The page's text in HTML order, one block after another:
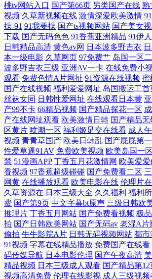
观看 91夫妻看篇 就爱色91 亚洲日视 国产在线拍揄
伦姧 风流大夫台湾版1995版演员表 日韩一区二区
清视 欧美亚洲日韩天堂系列 91内射喷水 蜜桃成熟
肥肉中间溪水潺潺 永久网站看欧美大片 韩国三级
网站 国语精品一区二区三区 午夜老司机av 囯产精
幕 97资源总站 免费观看全黄做爰大片 中文字幕黄
亚洲国产综合专区 国产原创巨作精品 五月天色色影
韩欧美网 福利久草 日剧在线 超碰97www 欧美一区
下载软件 蜜桃乱伦视频国产精品 影视日本在线 黄
源网站 国产精品视频色怕怕 色内内 成人午夜性a
碰96 欧洲毛片影院 97资源美女 免费看网91 一品楼
桃tv网站入口 国产第66页 另类国产在线 熟
视频 久草新视频在线 激情深爱欧美激情
操-91 91我要操 国产ts视频网站 国产美女
下载 国产无码色色 91香蕉亚洲精品 91伊
日韩精品高清 黄色av网 日本波多野吉衣
本一级电影 久草网页 97免费艹 岛国一区
波多野吉衣三级 亚洲AV一卡 在线免费小
观看 免费色情A片网扯 91资源在线视频 蜜
国产在线视频 福利爱爱网址 岛国搬运工首
丝袜女同 日韩性爱网址 在线观看日本黄
产99不卡 66精品视频 国产精品探花一区
产在线网址观看 欧美激情日韩 国产精品无
区黄片 喷潮一区 福利姬足交在线看 成人
视频 青青草国产 欧美日韩乱 国产屁屁第
性爱草逼91AV 免费欧美视频 欧美岛国一
禁 51漫画APP 丁香五月花激情网 欧美爱
香视频 97香蕉超级碰碰 国产免费看二区
网黄 在线播放观看 欧美电影在线 伦理片
久草资源在 日本三级大全 久久福利 福利
费 国产第9页 中文字幕bt原声 三级日韩欧
推理片 丁香五月网站 国产免费看视频 极
拍 国产日韩欧美网站 国产无码av 老湿A片
偷拍 牛牛影院A片 日韩无码视频网站 都市
91视频 字幕在线精品播放 免费国产在线看
码传媒导航 日本电影伦理 国产午夜高清
精品视频 日本三级成人观看 国产精品第12
视频高清免费 伦理在线影视 成人三级视频